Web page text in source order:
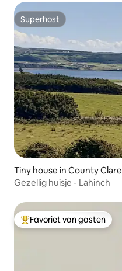
Superhost
Superhost
Tiny house in County Clare
Gezellig huisje - Lahinch
Topfavoriet van gasten
Favoriet van gasten